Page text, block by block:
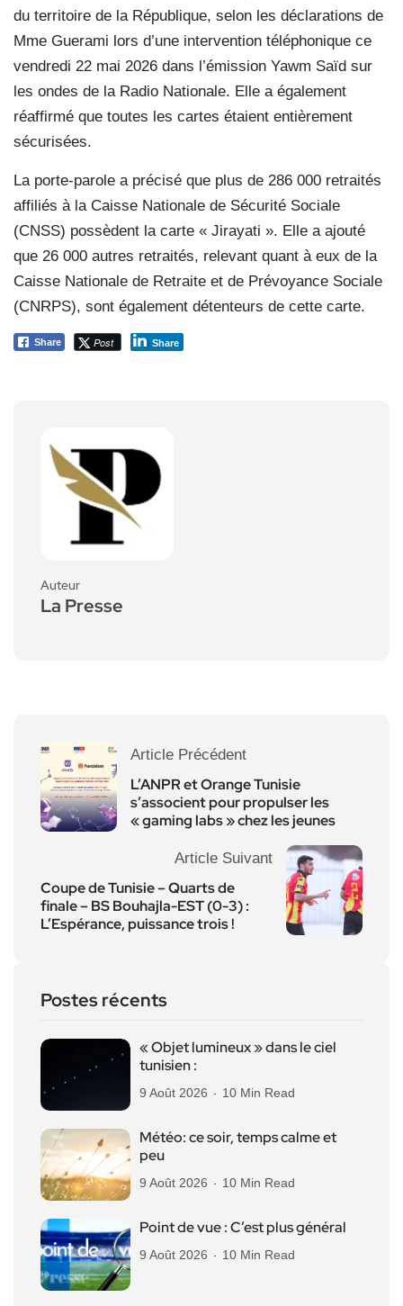
du territoire de la République, selon les déclarations de
Mme Guerami lors d’une intervention téléphonique ce
vendredi 22 mai 2026 dans l’émission Yawm Saïd sur
les ondes de la Radio Nationale. Elle a également
réaffirmé que toutes les cartes étaient entièrement
sécurisées.
La porte-parole a précisé que plus de 286 000 retraités
affiliés à la Caisse Nationale de Sécurité Sociale
(CNSS) possèdent la carte « Jirayati ». Elle a ajouté
que 26 000 autres retraités, relevant quant à eux de la
Caisse Nationale de Retraite et de Prévoyance Sociale
(CNRPS), sont également détenteurs de cette carte.
Share Post Share
Auteur
La Presse
Article Précédent
L’ANPR et Orange Tunisie
s’associent pour propulser les
« gaming labs » chez les jeunes
Article Suivant
Coupe de Tunisie – Quarts de
finale – BS Bouhajla-EST (0-3) :
L’Espérance, puissance trois !
Postes récents
« Objet lumineux » dans le ciel
tunisien :
9 Août 2026 10 Min Read
Météo: ce soir, temps calme et
peu
9 Août 2026 10 Min Read
Point de vue : C’est plus général
9 Août 2026 10 Min Read